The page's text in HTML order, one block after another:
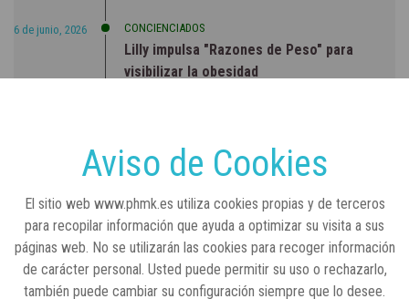
6 de junio, 2026 CONCIENCIADOS
Lilly impulsa "Razones de Peso" para
visibilizar la obesidad
Real Academia Nacional de Farmacia: un
laboratorio de ideas que se ha adaptado a
Aviso de Cookies
El sitio web www.phmk.es utiliza cookies propias y de terceros
para recopilar información que ayuda a optimizar su visita a sus
páginas web. No se utilizarán las cookies para recoger información
de carácter personal. Usted puede permitir su uso o rechazarlo,
también puede cambiar su configuración siempre que lo desee.